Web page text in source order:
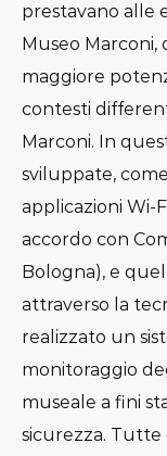
prestavano alle
Museo
maggiore
contesti
Marconi. In
sviluppate,
applicazioni Wi-
accordo con
Bologna), e
attraverso la
realizzato un
monitoraggio
museale a fini
sicurezza.